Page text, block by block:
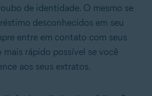
de identidade. O mesmo se
desconhecidos em seu
entre em contato com seus
rápido possível se você
aos seus extratos.